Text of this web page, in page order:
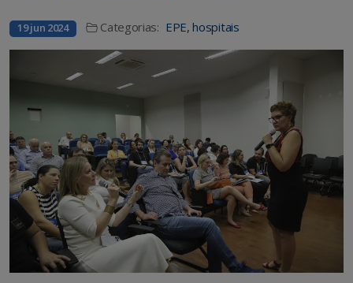
19 jun 2024 Categorias: EPE,hospitais